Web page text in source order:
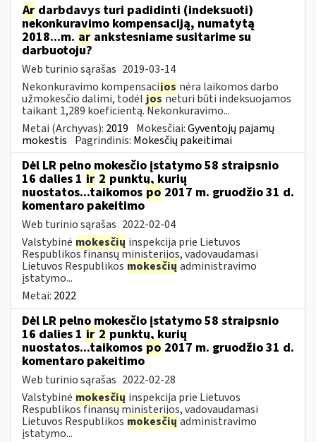
Ar darbdavys turi padidinti (indeksuoti)
nekonkuravimo kompensaciją, numatytą
2018...m. ar ankstesniame susitarime su
darbuotoju?
Web turinio sąrašas 2019-03-14
Nekonkuravimo kompensacijos nėra laikomos darbo
užmokesčio dalimi, todėl josneturi būti indeksuojamos
taikant 1,289 koeficientą. Nekonkuravimo...
Metai (Archyvas): 2019 Mokesčiai:Gyventojų pajamų
mokestis Pagrindinis: Mokesčių pakeitimai
Dėl LR pelno mokesčio įstatymo 58 straipsnio
16 dalies 1 ir 2 punktų, kurių
nuostatos...taikomos po 2017 m. gruodžio 31 d.
komentaro pakeitimo
Web turinio sąrašas 2022-02-04
Valstybinė mokesčių inspekcija prie Lietuvos
Respublikos finansų ministerijos, vadovaudamasi
Lietuvos Respublikos mokesčių administravimo
įstatymo...
Metai: 2022
Dėl LR pelno mokesčio įstatymo 58 straipsnio
16 dalies 1 ir 2 punktų, kurių
nuostatos...taikomos po 2017 m. gruodžio 31 d.
komentaro pakeitimo
Web turinio sąrašas 2022-02-28
Valstybinė mokesčių inspekcija prie Lietuvos
Respublikos finansų ministerijos, vadovaudamasi
Lietuvos Respublikos mokesčių administravimo
įstatymo...